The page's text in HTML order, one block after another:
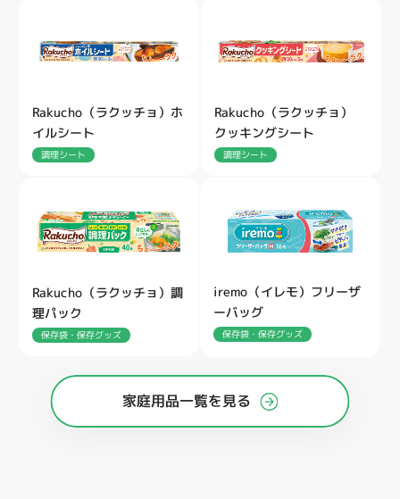
Rakucho（ラクッチョ）ホ
イルシート
調理シート
Rakucho（ラクッチョ）
クッキングシート
調理シート
Rakucho（ラクッチョ）調
理パック
保存袋・保存グッズ
iremo（イレモ）フリーザ
ーバッグ
保存袋・保存グッズ
家庭用品一覧を見る